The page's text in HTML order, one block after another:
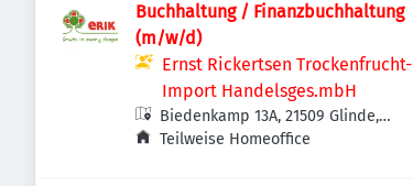
Buchhaltung / Finanzbuchhaltung
(m/w/d)
Ernst Rickertsen Trockenfrucht-
Import Handelsges.mbH
Biedenkamp 13A, 21509 Glinde,
Deutschland
Teilweise Homeoffice